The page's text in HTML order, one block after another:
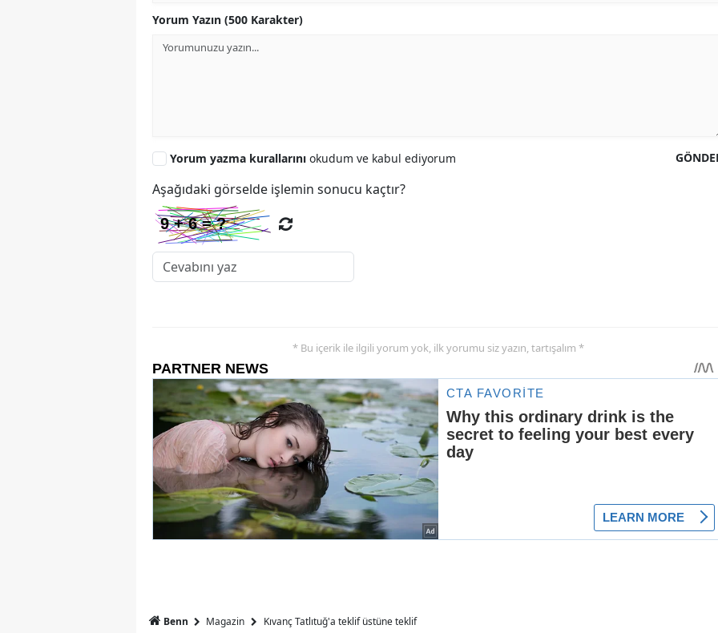
Yorum Yazın (500 Karakter)
Yorum yazma kurallarını okudum ve kabul ediyorum
Aşağıdaki görselde işlemin sonucu kaçtır?
* Bu içerik ile ilgili yorum yok, ilk yorumu siz yazın, tartışalım *
Benn Magazin Kıvanç Tatlıtuğ'a teklif üstüne teklif